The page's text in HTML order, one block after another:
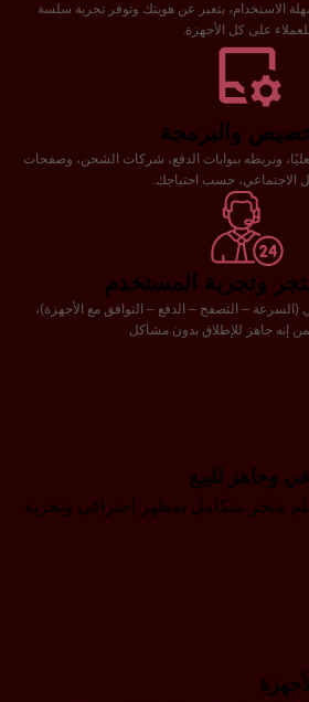
الاستخدام، بتعبر عن هويتك وتوفر تجربة سلسة
على كل الأجهزة.
والبرمجة
ونربطه ببوابات الدفع، شركات الشحن، وصفحات
الاجتماعي، حسب احتياجك.
وتجربة المستخدم
(السرعة – التصفح – الدفع – التوافق مع الأجهزة)،
إنه جاهز للإطلاق بدون مشاكل
وجاهز للبيع
متجر متكامل بمظهر احترافي وتجربة